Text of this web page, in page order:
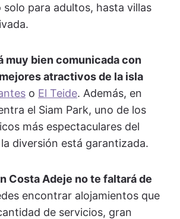
solo para adultos, hasta villas
muy bien comunicada con
atractivos de la isla
o El Teide. Además, en
el Siam Park, uno de los
más espectaculares del
diversión está garantizada.
Costa Adeje no te faltará de
encontrar alojamientos que
de servicios, gran